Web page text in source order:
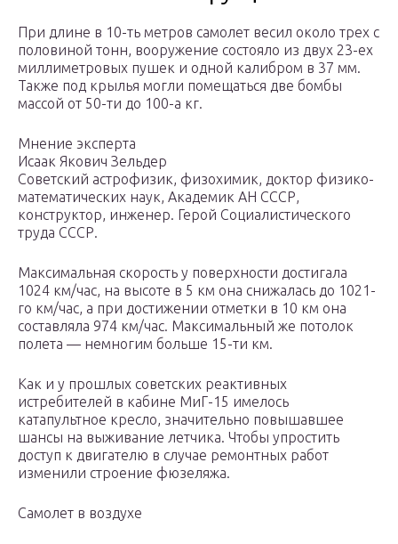
При длине в 10-ть метров самолет весил около трех с
половиной тонн, вооружение состояло из двух 23-ех
миллиметровых пушек и одной калибром в 37 мм.
Также под крылья могли помещаться две бомбы
массой от 50-ти до 100-а кг.
Мнение эксперта
Исаак Якович Зельдер
Советский астрофизик, физохимик, доктор физико-
математических наук, Академик АН СССР,
конструктор, инженер. Герой Социалистического
труда СССР.
Максимальная скорость у поверхности достигала
1024 км/час, на высоте в 5 км она снижалась до 1021-
го км/час, а при достижении отметки в 10 км она
составляла 974 км/час. Максимальный же потолок
полета — немногим больше 15-ти км.
Как и у прошлых советских реактивных
истребителей в кабине МиГ-15 имелось
катапультное кресло, значительно повышавшее
шансы на выживание летчика. Чтобы упростить
доступ к двигателю в случае ремонтных работ
изменили строение фюзеляжа.
Самолет в воздухе